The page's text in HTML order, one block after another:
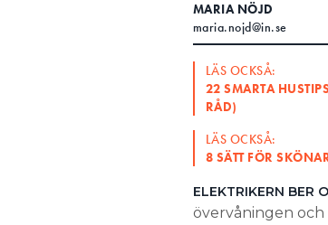
MARIA NÖJD
maria.nojd@in.se
LÄS OCKSÅ:
22 SMARTA
RÅD)
LÄS OCKSÅ:
8 SÄTT FÖR
ELEKTRIKERN BER
övervåningen och